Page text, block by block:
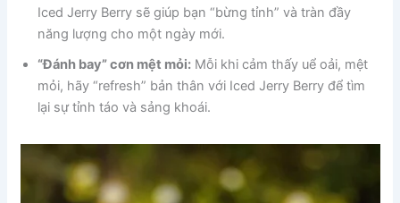
Iced Jerry Berry sẽ giúp bạn “bừng tỉnh” và tràn đầy
năng lượng cho một ngày mới.
“Đánh bay” cơn mệt mỏi: Mỗi khi cảm thấy uể oải, mệt
mỏi, hãy “refresh” bản thân với Iced Jerry Berry để tìm
lại sự tỉnh táo và sảng khoái.